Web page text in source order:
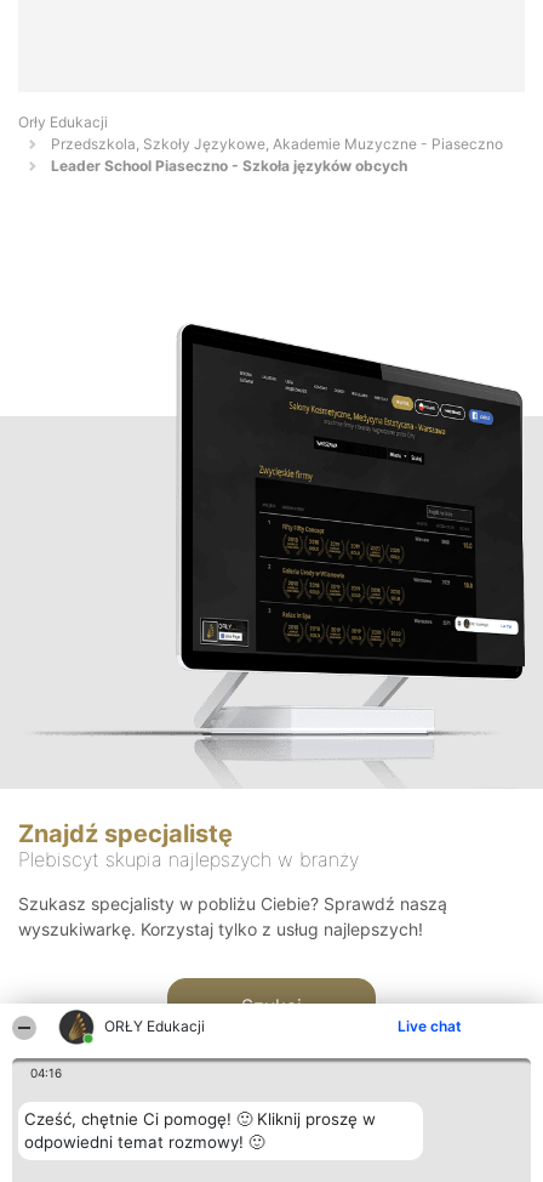
ORŁY Edukacji Live chat
04:16
Cześć, chętnie Ci pomogę! 🙂 Kliknij proszę w
odpowiedni temat rozmowy! 🙂
Orły Edukacji
Przedszkola, Szkoły Językowe, Akademie Muzyczne - Piaseczno
Leader School Piaseczno - Szkoła języków obcych
Znajdź specjalistę
Plebiscyt skupia najlepszych w branży
Szukasz specjalisty w pobliżu Ciebie? Sprawdź naszą
wyszukiwarkę. Korzystaj tylko z usług najlepszych!
Szukaj